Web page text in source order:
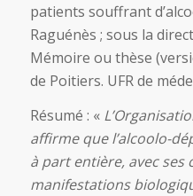
patients souffrant
Raguénès ; sous la
Mémoire ou thèse
de Poitiers. UFR de
Résumé : «
affirme que l’alcoolo-
à part entière, avec ses
manifestations